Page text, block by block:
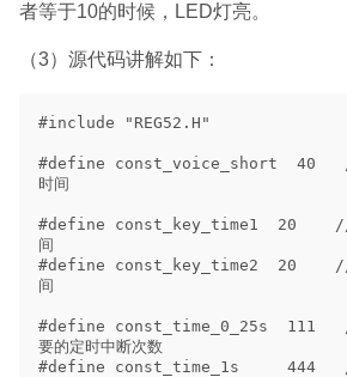
者等于10的时候，LED灯亮。
（3）源代码讲解如下：
#include "REG52.H"
#define const_voice_short  40   //
时间
#define const_key_time1  20    //按
间
#define const_key_time2  20    //按
间
#define const_time_0_25s  111   //
要的定时中断次数
#define const_time_1s     444   //1